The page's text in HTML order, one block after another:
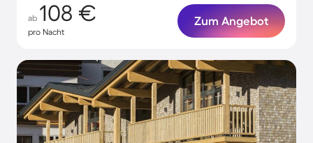
ab 108 €
pro Nacht
Zum Angebot